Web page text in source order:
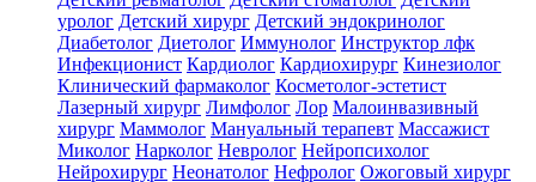
уролог Детский хирург Детский эндокринолог
Диабетолог Диетолог Иммунолог Инструктор лфк
Инфекционист Кардиолог Кардиохирург Кинезиолог
Клинический фармаколог Косметолог-эстетист
Лазерный хирург Лимфолог Лор Малоинвазивный
хирург Маммолог Мануальный терапевт Массажист
Миколог Нарколог Невролог Нейропсихолог
Нейрохирург Неонатолог Нефролог Ожоговый хирург